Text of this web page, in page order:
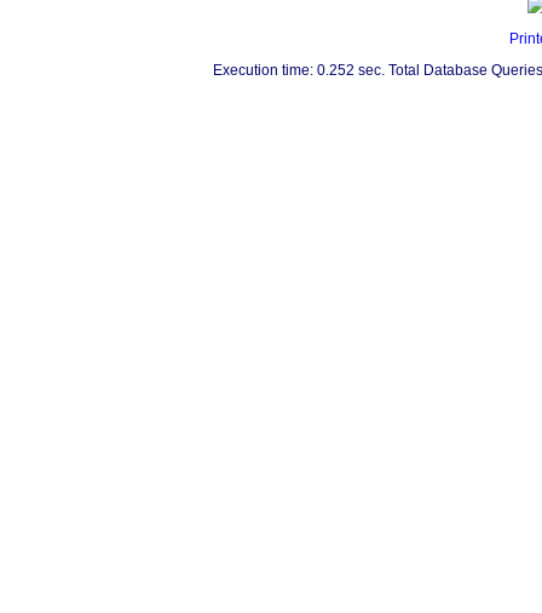
Execution time: 0.252 sec. Total Database